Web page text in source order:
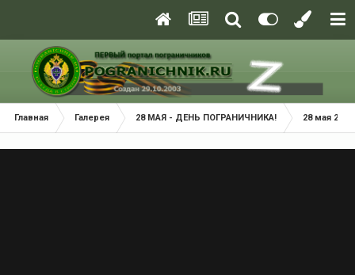
Главная Галерея 28 МАЯ - ДЕНЬ ПОГРАНИЧНИКА! 28 мая